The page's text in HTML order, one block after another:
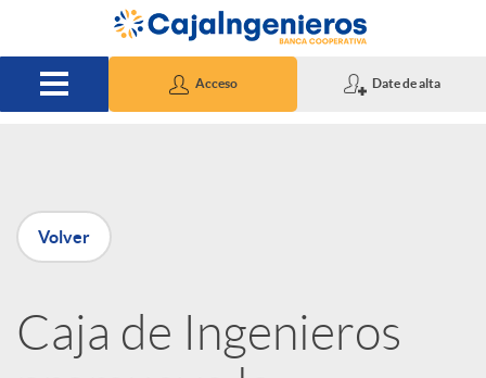
Saltar al contenido principal
Acceso Date de alta
P
u
b
Volver
Caja de Ingenieros